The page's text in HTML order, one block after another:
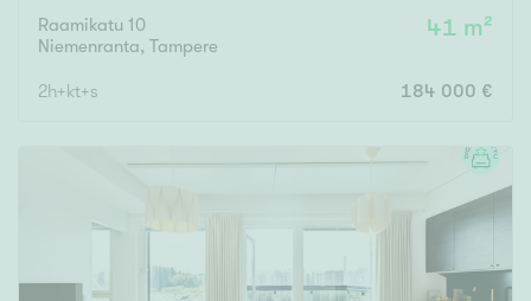
Oma ranta
Oma sauna
Parveke
Raamikatu 10
Niemenranta, Tampere
41 m²
2h+kt+s 184 000 €